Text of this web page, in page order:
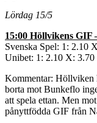
Lördag 15/5
15:00 Höllvikens
Svenska Spel: 1: 2.10
Unibet: 1: 2.10 X: 3.70
Kommentar: Höllviken
borta mot Bunkeflo
att spela ettan. Men
pånyttfödda GIF från